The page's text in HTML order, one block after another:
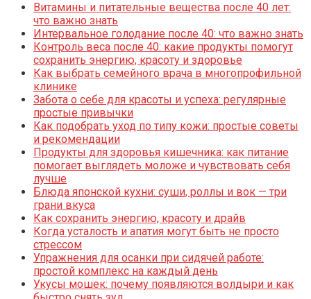
Витамины и питательные вещества после 40 лет:
что важно знать
Интервальное голодание после 40: что важно знать
Контроль веса после 40: какие продукты помогут
сохранить энергию, красоту и здоровье
Как выбрать семейного врача в многопрофильной
клинике
Забота о себе для красоты и успеха: регулярные
простые привычки
Как подобрать уход по типу кожи: простые советы
и рекомендации
Продукты для здоровья кишечника: как питание
помогает выглядеть моложе и чувствовать себя
лучше
Блюда японской кухни: суши, роллы и вок — три
грани вкуса
Как сохранить энергию, красоту и драйв
Когда усталость и апатия могут быть не просто
стрессом
Упражнения для осанки при сидячей работе:
простой комплекс на каждый день
Укусы мошек: почему появляются волдыри и как